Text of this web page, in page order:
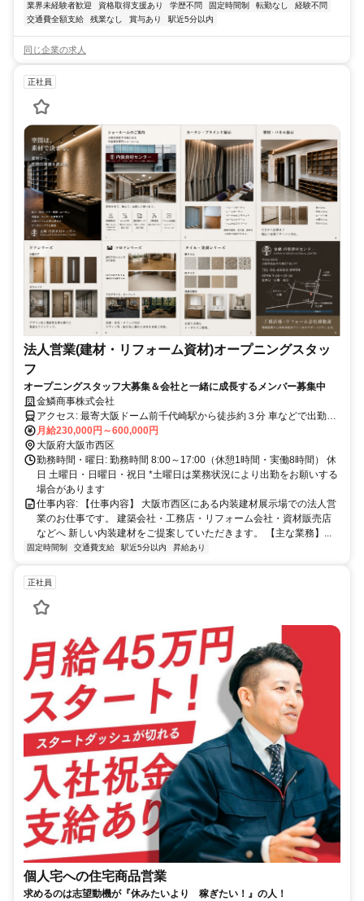
業界未経験者歓迎 資格取得支援あり 学歴不問 固定時間制 転勤なし
経験不問
交通費全額支給
残業なし 賞与あり 駅近5分以内
同じ企業の求人
正社員
法人営業(建材・リフォーム資材)オープニングスタッ
フ
オープニングスタッフ大募集＆会社と一緒に成長するメンバー募集中
金鱗商事株式会社
アクセス: 最寄大阪ドーム前千代崎駅から徒歩約３分 車などで出勤可
能（要相談）
月給230,000円～600,000円
大阪府大阪市西区
勤務時間・曜日: 勤務時間 8:00～17:00（休憩1時間・実働8時間） 休
日 土曜日・日曜日・祝日 *土曜日は業務状況により出勤をお願いする
場合があります
仕事内容: 【仕事内容】 大阪市西区にある内装建材展示場での法人営
業のお仕事です。 建築会社・工務店・リフォーム会社・資材販売店
などへ 新しい内装建材をご提案していただきます。 【主な業務】...
固定時間制 交通費支給 駅近5分以内 昇給あり
正社員
個人宅への住宅商品営業
求めるのは志望動機が『休みたいより 稼ぎたい！』の人！